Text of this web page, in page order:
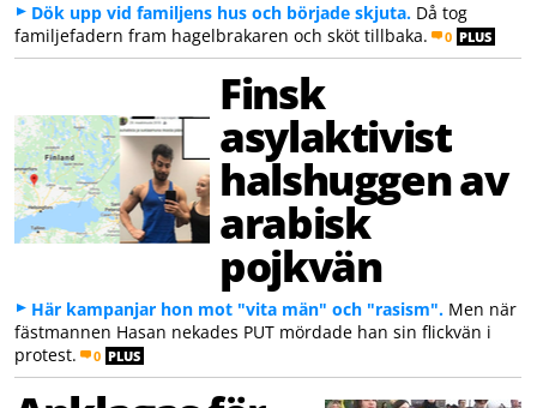
Dök upp vid familjens hus och började skjuta. Då tog
familjefadern fram hagelbrakaren och sköt tillbaka.
0 PLUS
Finsk
asylaktivist
halshuggen av
arabisk
pojkvän
Här kampanjar hon mot "vita män" och "rasism". Men när
fästmannen Hasan nekades PUT mördade han sin flickvän i
protest.
0 PLUS